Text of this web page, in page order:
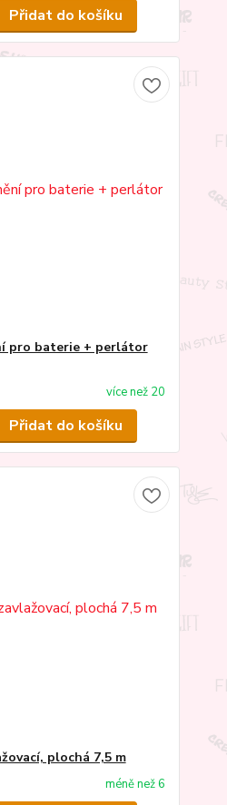
Přidat do košíku
pro baterie + perlátor
více než 20
Přidat do košíku
plochá 7,5 m
méně než 6